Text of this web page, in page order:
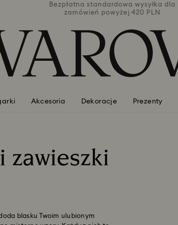
Bezpłatna standardowa wysyłka dla
zamówień powyżej 420 PLN
Akcesoria Dekoracje Prezenty
zawieszki
blasku Twoim ulubionym